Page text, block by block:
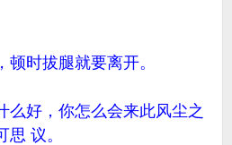
时拔腿就要离开。
么好，你怎么会来此风尘之
议。